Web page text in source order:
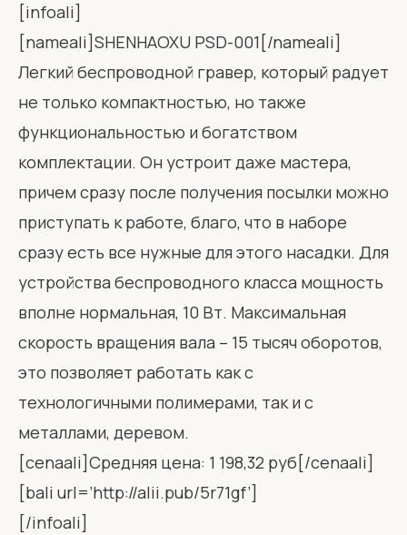
[infoali]
[nameali]SHENHAOXU PSD-001[/nameali]
Легкий беспроводной гравер, который радует
не только компактностью, но также
функциональностью и богатством
комплектации. Он устроит даже мастера,
причем сразу после получения посылки можно
приступать к работе, благо, что в наборе
сразу есть все нужные для этого насадки. Для
устройства беспроводного класса мощность
вполне нормальная, 10 Вт. Максимальная
скорость вращения вала – 15 тысяч оборотов,
это позволяет работать как с
технологичными полимерами, так и с
металлами, деревом.
[cenaali]Средняя цена: 1 198,32 руб[/cenaali]
[bali url=’http://alii.pub/5r71gf’]
[/infoali]